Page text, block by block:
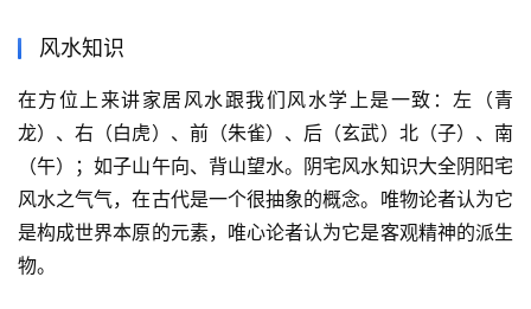
风水知识
在方位上来讲家居风水跟我们风水学上是一致：左（青
龙）、右（白虎）、前（朱雀）、后（玄武）北（子）、南
（午）；如子山午向、背山望水。阴宅风水知识大全阴阳宅
风水之气气，在古代是一个很抽象的概念。唯物论者认为它
是构成世界本原的元素，唯心论者认为它是客观精神的派生
物。